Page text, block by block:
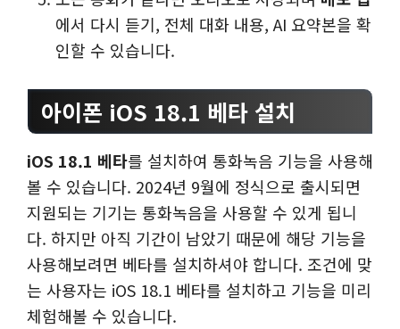
에서 다시 듣기, 전체 대화 내용, AI 요약본을 확
인할 수 있습니다.
아이폰 iOS 18.1 베타 설치
iOS 18.1 베타를 설치하여 통화녹음 기능을 사용해
볼 수 있습니다. 2024년 9월에 정식으로 출시되면
지원되는 기기는 통화녹음을 사용할 수 있게 됩니
다. 하지만 아직 기간이 남았기 때문에 해당 기능을
사용해보려면 베타를 설치하셔야 합니다. 조건에 맞
는 사용자는 iOS 18.1 베타를 설치하고 기능을 미리
체험해볼 수 있습니다.